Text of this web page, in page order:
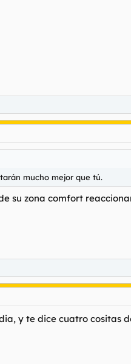
mucho mejor que tú.
su zona comfort
y te dice cuatro cositas